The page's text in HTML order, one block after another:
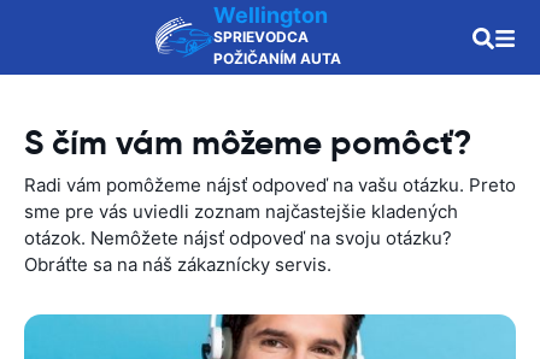
Wellington
SPRIEVODCA
POŽIČANÍM AUTA
S čím vám môžeme pomôcť?
Radi vám pomôžeme nájsť odpoveď na vašu otázku. Preto
sme pre vás uviedli zoznam najčastejšie kladených
otázok. Nemôžete nájsť odpoveď na svoju otázku?
Obráťte sa na náš zákaznícky servis.